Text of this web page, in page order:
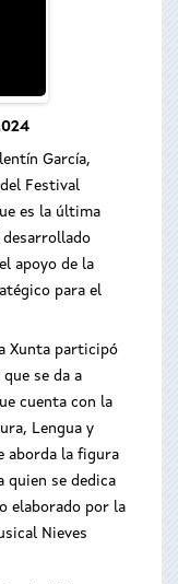
García,
Festival
es la última
desarrollado
apoyo de la
para el
Xunta participó
se da a
cuenta con la
Lengua y
aborda la figura
quien se dedica
elaborado por la
Nieves